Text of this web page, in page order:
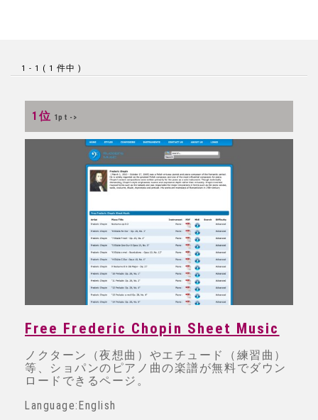
1 - 1 ( 1 件中 )
1位 1pt ->
Free Frederic Chopin Sheet Music
ノクターン（夜想曲）やエチュード（練習曲）
等、ショパンのピアノ曲の楽譜が無料でダウン
ロードできるページ。
Language:English